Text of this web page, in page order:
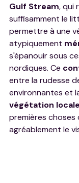
Gulf Stream, qui
suffisamment le
permettre à une
atypiquement
s'épanouir sous
nordiques. Ce
entre la rudesse
environnantes et
végétation locale
premières choses
agréablement le